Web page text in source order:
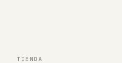
TIENDA